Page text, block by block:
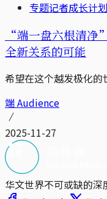
专题记者成长计划
“端一盘六根清净
全新关系的可能
希望在这个越发极化的
端 Audience
2025-11-27
华文世界不可或缺的